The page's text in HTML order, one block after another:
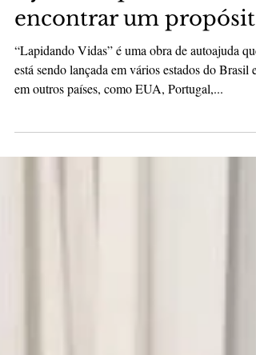
Byancco que fala sobre
encontrar um propósito
“Lapidando Vidas” é uma obra de autoajuda que
está sendo lançada em vários estados do Brasil e